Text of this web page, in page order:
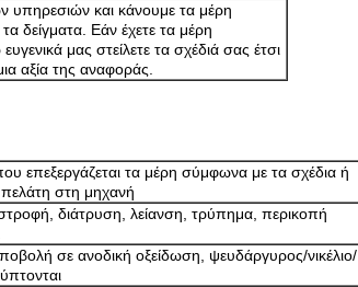
υπηρεσιών και κάνουμε τα μέρη
δείγματα. Εάν έχετε τα μέρη
μας στείλετε τα σχέδιά σας έτσι
αξία της αναφοράς.
επεξεργάζεται τα μέρη σύμφωνα με τα σχέδια ή
πελάτη στη μηχανή
διάτρυση, λείανση, τρύπημα, περικοπή
σε ανοδική οξείδωση, ψευδάργυρος/νικέλιο/